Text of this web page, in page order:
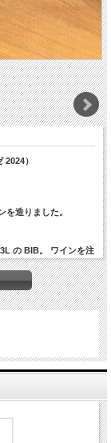
）
を造りました。
の BIB。 ワインを注
いただけますし、パー
もおすすめです。
という思いで一つ一つ
保管をお願いしま
そんなイメージの軽